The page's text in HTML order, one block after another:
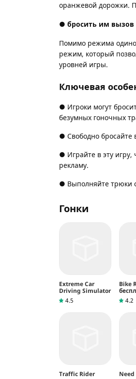
оранжевой дорожки.
● бросить им вызов
Помимо режима
режим, который
уровней игры.
Ключевая
● Игроки могут
безумных гоночных
● Свободно бросайте
● Играйте в эту
рекламу.
● Выполняйте трюки
Гонки
Extreme Car
Driving Simulator
4.5
Bike
4.2
Traffic Rider